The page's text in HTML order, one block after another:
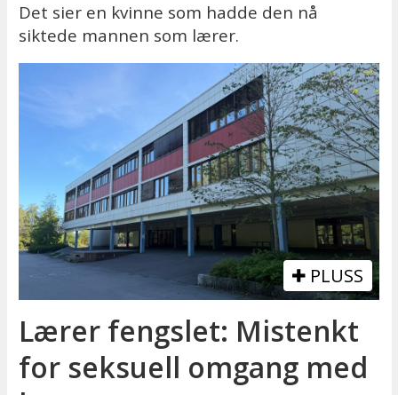
Det sier en kvinne som hadde den nå
siktede mannen som lærer.
PLUSS
Lærer fengslet: Mistenkt
for seksuell omgang med